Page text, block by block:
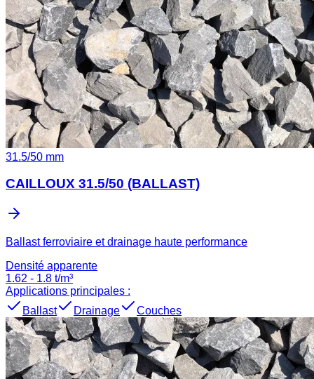
31.5/50 mm
CAILLOUX 31.5/50 (BALLAST)
Ballast ferroviaire et drainage haute performance
Densité apparente
1.62 - 1.8 t/m³
Applications principales :
Ballast
Drainage Couches